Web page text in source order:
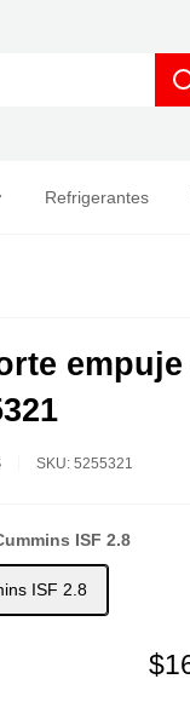
Refrigerantes
SKU: 5255321
ISF 2.8
ISF 2.8